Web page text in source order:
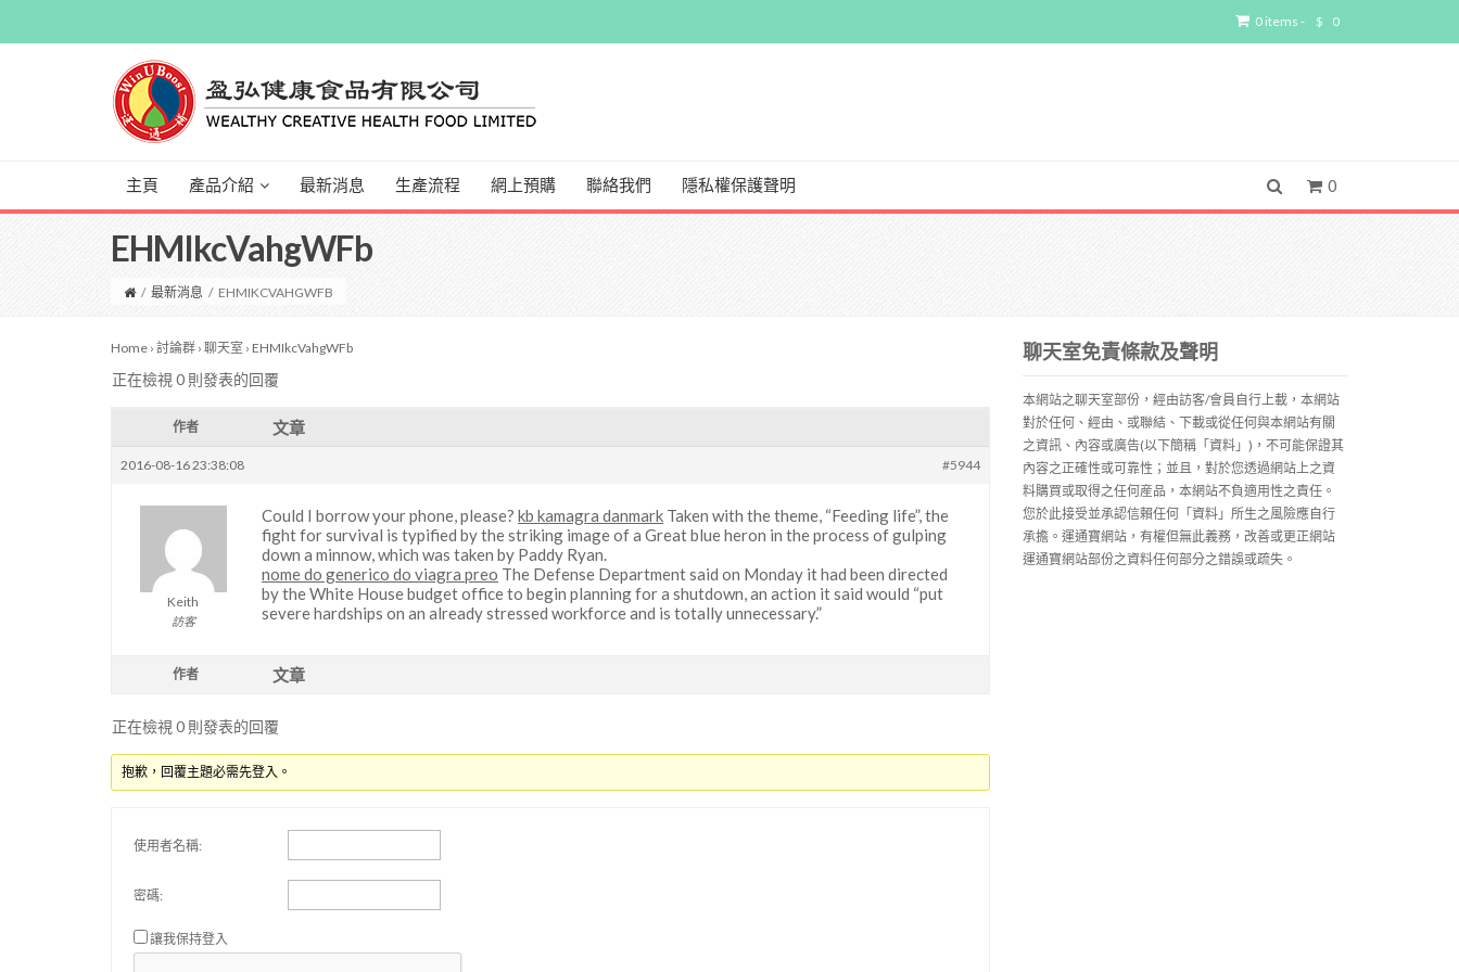
0 items - $ 0
主頁 產品介紹 最新消息 生產流程 網上預購 聯絡我們 隱私權保護聲明 0
EHMIkcVahgWFb
/ 最新消息 / EHMIKCVAHGWFB
Home › 討論群 › 聊天室 › EHMIkcVahgWFb
正在檢視 0 則發表的回覆
作者 文章
2016-08-16 23:38:08 #5944
Keith
訪客
Could I borrow your phone, please? kb kamagra danmark Taken with the theme, “Feeding life”, the
fight for survival is typified by the striking image of a Great blue heron in the process of gulping
down a minnow, which was taken by Paddy Ryan.
nome do generico do viagra preo The Defense Department said on Monday it had been directed
by the White House budget office to begin planning for a shutdown, an action it said would “put
severe hardships on an already stressed workforce and is totally unnecessary.”
作者 文章
正在檢視 0 則發表的回覆
抱歉，回覆主題必需先登入。
使用者名稱:
密碼:
讓我保持登入
聊天室免責條款及聲明
本網站之聊天室部份，經由訪客/會員自行上載，本網站
對於任何、經由、或聯結、下載或從任何與本網站有關
之資訊、內容或廣告(以下簡稱「資料」)，不可能保證其
內容之正確性或可靠性；並且，對於您透過網站上之資
料購買或取得之任何産品，本網站不負適用性之責任。
您於此接受並承認信賴任何「資料」所生之風險應自行
承擔。運通寶網站，有權但無此義務，改善或更正網站
運通寶網站部份之資料任何部分之錯誤或疏失。